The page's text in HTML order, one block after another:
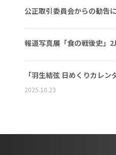
公正取引委員会からの勧告
報道写真展「食の戦後史」
「羽生結弦 日めくりカレ
2025.10.23